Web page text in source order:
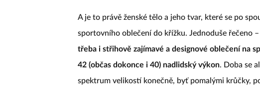
A je to právě ženské tělo a jeho tvar, které se po
sportovního oblečení do křížku. Jednoduše řečeno –
třeba i střihově zajímavé a designové oblečení na
42 (občas dokonce i 40) nadlidský výkon. Doba se
spektrum velikostí konečně, byť pomalými krůčky,